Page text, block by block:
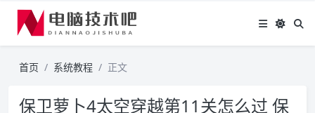
首页 系统教程 正文
保卫萝卜4太空穿越第11关怎么过 保